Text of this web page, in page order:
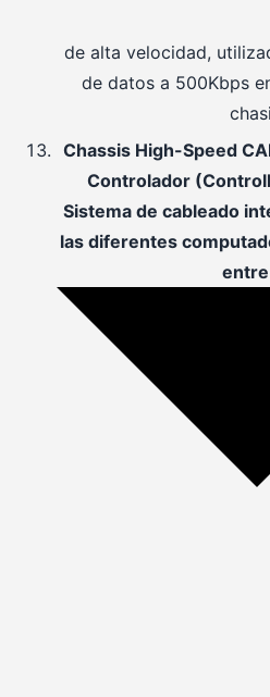
de alta velocidad,
de datos a 500Kbps
Chassis High-Speed
Controlador
Sistema de cableado
las diferentes